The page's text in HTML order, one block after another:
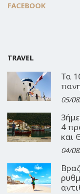
FACEBOOK
TRAVEL
Τα
05/
4
και
04/